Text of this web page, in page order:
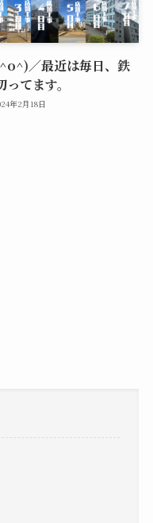
／最近は毎日、鉄
ってます。
年2月18日